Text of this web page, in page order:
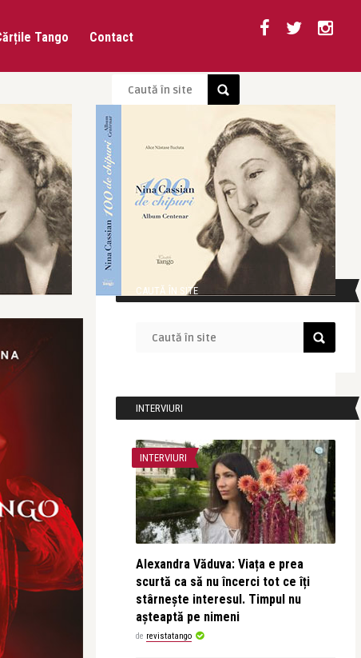
Tango Contact
CAUTĂ ÎN SITE
INTERVIURI
INTERVIURI
Alexandra Văduva: Viața e prea
scurtă ca să nu încerci tot ce îți
stârnește interesul. Timpul nu
așteaptă pe nimeni
de revistatango